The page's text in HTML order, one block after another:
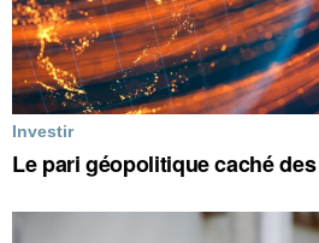
Investir
Le pari géopolitique caché